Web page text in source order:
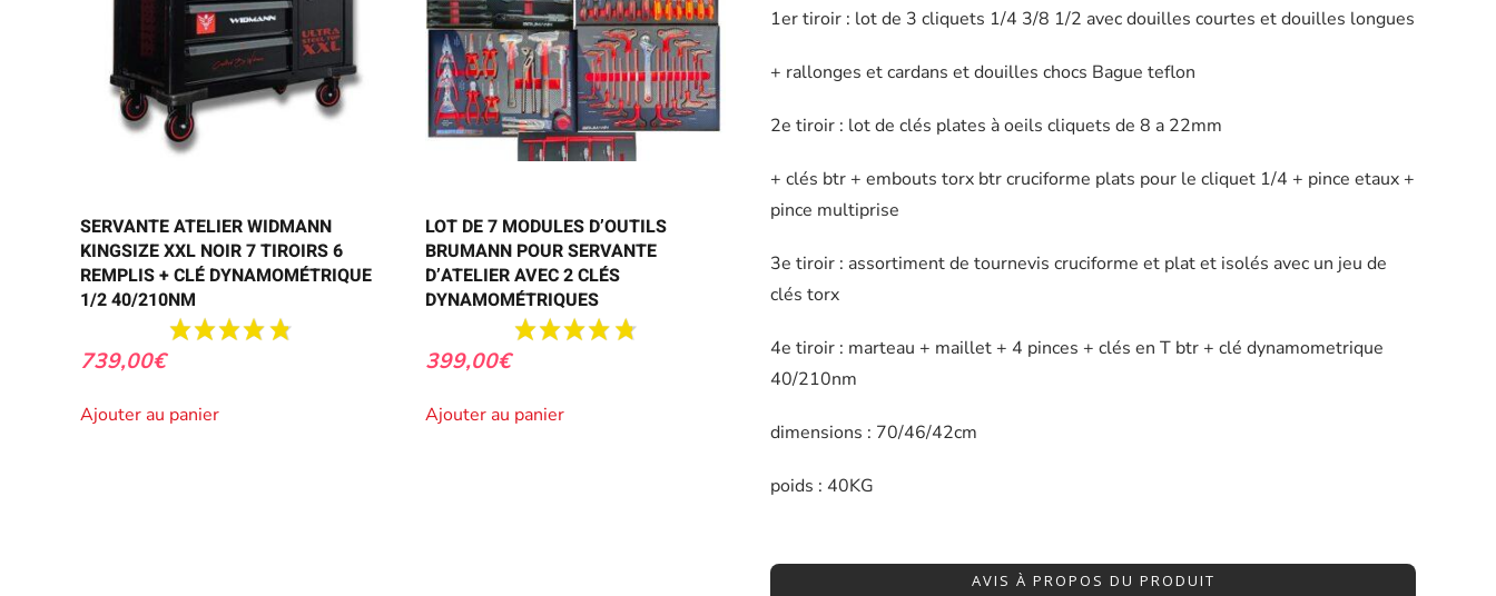
SERVANTE ATELIER WIDMANN
KINGSIZE XXL NOIR 7 TIROIRS 6
REMPLIS + CLÉ DYNAMOMÉTRIQUE
1/2 40/210NM
739,00€
Ajouter au panier
LOT DE 7 MODULES D’OUTILS
BRUMANN POUR SERVANTE
D’ATELIER AVEC 2 CLÉS
DYNAMOMÉTRIQUES
399,00€
Ajouter au panier
1er tiroir : lot de 3 cliquets 1/4 3/8 1/2 avec douilles courtes et douilles longues
+ rallonges et cardans et douilles chocs Bague teflon
2e tiroir : lot de clés plates à oeils cliquets de 8 a 22mm
+ clés btr + embouts torx btr cruciforme plats pour le cliquet 1/4 + pince etaux +
pince multiprise
3e tiroir : assortiment de tournevis cruciforme et plat et isolés avec un jeu de
clés torx
4e tiroir : marteau + maillet + 4 pinces + clés en T btr + clé dynamometrique
40/210nm
dimensions : 70/46/42cm
poids : 40KG
AVIS À PROPOS DU PRODUIT